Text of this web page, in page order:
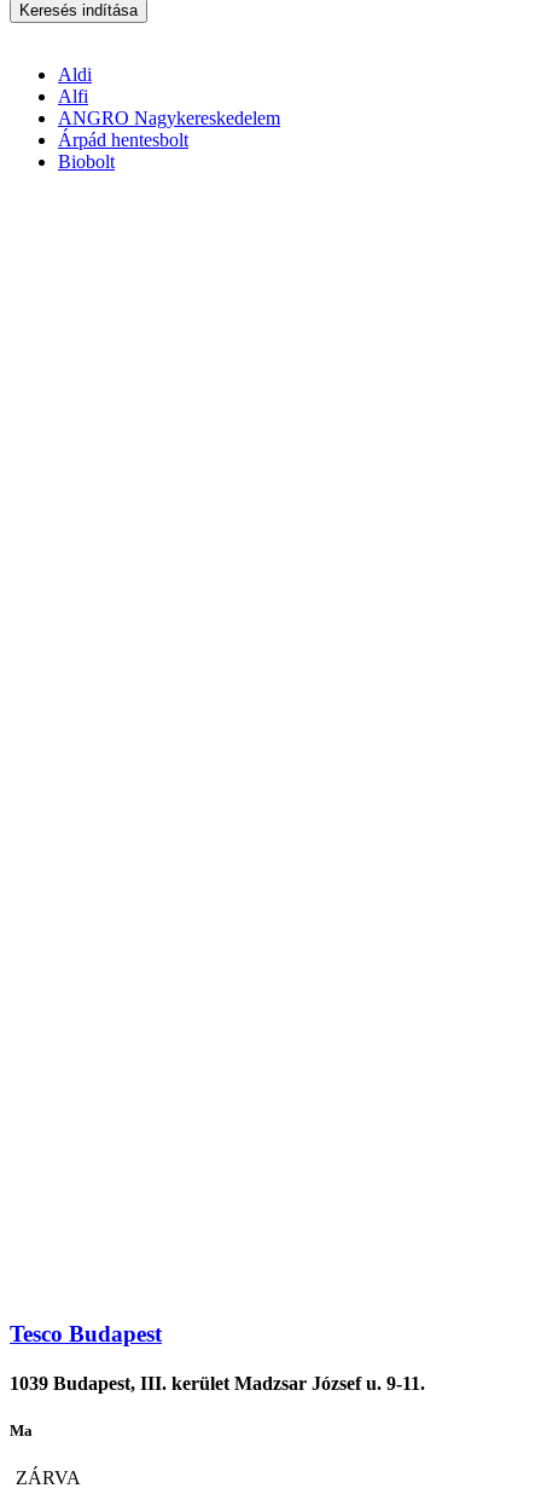
Keresés indítása
Aldi
Alfi
ANGRO Nagykereskedelem
Árpád hentesbolt
Biobolt
Tesco Budapest
1039 Budapest, III. kerület Madzsar József u. 9-11.
Ma
ZÁRVA